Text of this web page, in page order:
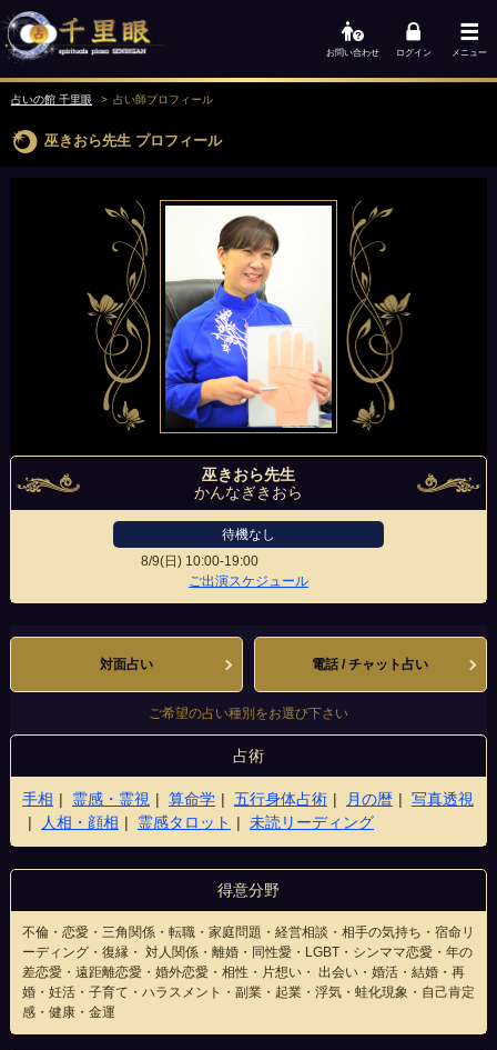
お問い合わせ ログイン メニュー
占いの館 千里眼 占い師プロフィール
巫きおら先生 プロフィール
巫きおら先生
かんなぎきおら
待機なし
8/9(日) 10:00-19:00
ご出演スケジュール
対面占い 電話 / チャット占い
ご希望の占い種別をお選び下さい
占術
手相 霊感・霊視 算命学 五行身体占術 月の暦
写真透視
人相・顔相
霊感タロット 未読リーディング
得意分野
不倫・恋愛・三角関係・転職・家庭問題・経営相談・相手の気持ち・宿命リ
ーディング・復縁・ 対人関係・離婚・同性愛・LGBT・シンママ恋愛・年の
差恋愛・遠距離恋愛・婚外恋愛・相性・片想い・ 出会い・婚活・結婚・再
婚・妊活・子育て・ハラスメント・副業・起業・浮気・蛙化現象・自己肯定
感・健康・金運